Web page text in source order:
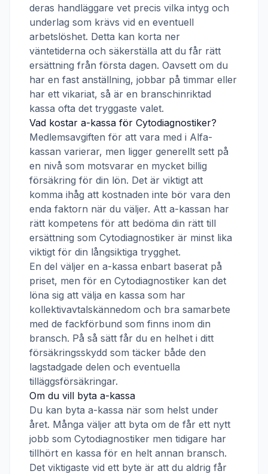
deras handläggare vet precis vilka intyg och
underlag som krävs vid en eventuell
arbetslöshet. Detta kan korta ner
väntetiderna och säkerställa att du får rätt
ersättning från första dagen. Oavsett om du
har en fast anställning, jobbar på timmar eller
har ett vikariat, så är en branschinriktad
kassa ofta det tryggaste valet.
Vad kostar a-kassa för Cytodiagnostiker?
Medlemsavgiften för att vara med i Alfa-
kassan varierar, men ligger generellt sett på
en nivå som motsvarar en mycket billig
försäkring för din lön. Det är viktigt att
komma ihåg att kostnaden inte bör vara den
enda faktorn när du väljer. Att a-kassan har
rätt kompetens för att bedöma din rätt till
ersättning som Cytodiagnostiker är minst lika
viktigt för din långsiktiga trygghet.
En del väljer en a-kassa enbart baserat på
priset, men för en Cytodiagnostiker kan det
löna sig att välja en kassa som har
kollektivavtalskännedom och bra samarbete
med de fackförbund som finns inom din
bransch. På så sätt får du en helhet i ditt
försäkringsskydd som täcker både den
lagstadgade delen och eventuella
tilläggsförsäkringar.
Om du vill byta a-kassa
Du kan byta a-kassa när som helst under
året. Många väljer att byta om de får ett nytt
jobb som Cytodiagnostiker men tidigare har
tillhört en kassa för en helt annan bransch.
Det viktigaste vid ett byte är att du aldrig får